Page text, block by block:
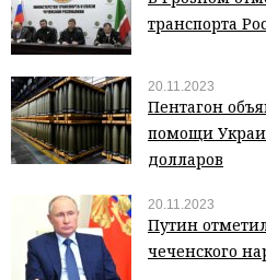
транспорта
20.11.2023
Пентагон
помощи
долларов
20.11.2023
Путин
чеченского